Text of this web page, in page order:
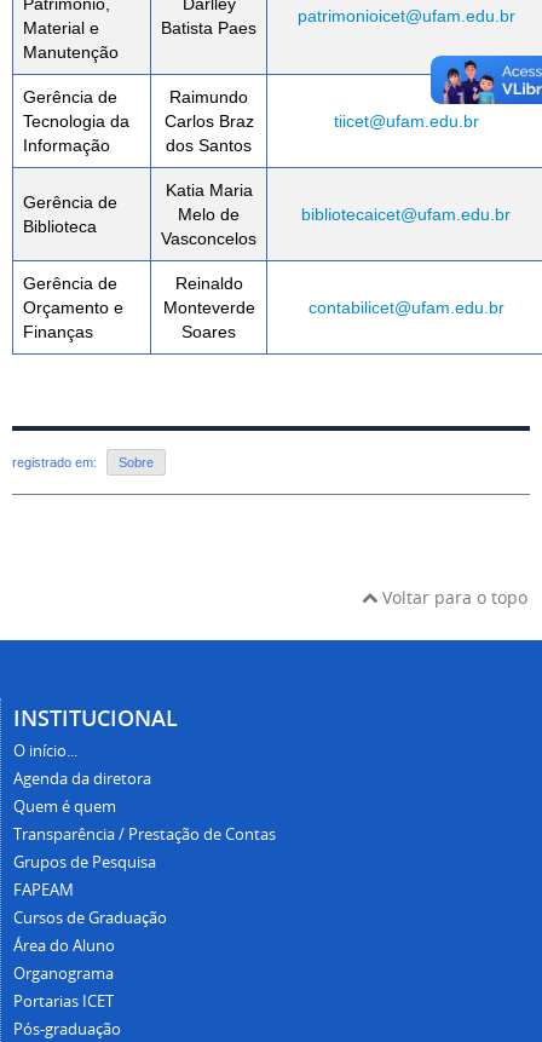
Material e
Manutenção
Batista Paes
patrimonioicet@ufam.edu.br
Gerência de
Tecnologia da
Informação
Raimundo
Carlos Braz
dos Santos
tiicet@ufam.edu.br
Gerência de
Biblioteca
Katia Maria
Melo de
Vasconcelos
bibliotecaicet@ufam.edu.br
Gerência de
Orçamento e
Finanças
Reinaldo
Monteverde
Soares
contabilicet@ufam.edu.br
registrado em: Sobre
Voltar para o topo
INSTITUCIONAL
O início...
Agenda da diretora
Quem é quem
Transparência / Prestação de Contas
Grupos de Pesquisa
FAPEAM
Cursos de Graduação
Área do Aluno
Organograma
Portarias ICET
Pós-graduação